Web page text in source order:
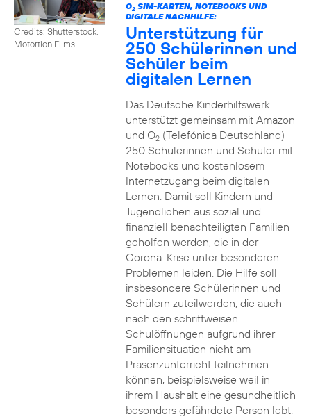
Credits: Shutterstock,
Motortion Films
O2SIM-KARTEN, NOTEBOOKS UND
DIGITALE NACHHILFE:
Unterstützung für
250 Schülerinnen und
Schüler beim
digitalen Lernen
Das Deutsche Kinderhilfswerk
unterstützt gemeinsam mit Amazon
und O2(Telefónica Deutschland)
250 Schülerinnen und Schüler mit
Notebooks und kostenlosem
Internetzugang beim digitalen
Lernen. Damit soll Kindern und
Jugendlichen aus sozial und
finanziell benachteiligten Familien
geholfen werden, die in der
Corona-Krise unter besonderen
Problemen leiden. Die Hilfe soll
insbesondere Schülerinnen und
Schülern zuteilwerden, die auch
nach den schrittweisen
Schulöffnungen aufgrund ihrer
Familiensituation nicht am
Präsenzunterricht teilnehmen
können, beispielsweise weil in
ihrem Haushalt eine gesundheitlich
besonders gefährdete Person lebt.